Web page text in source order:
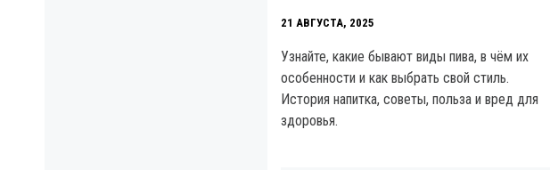
21 АВГУСТА, 2025
Узнайте, какие бывают виды пива, в чём их
особенности и как выбрать свой стиль.
История напитка, советы, польза и вред для
здоровья.